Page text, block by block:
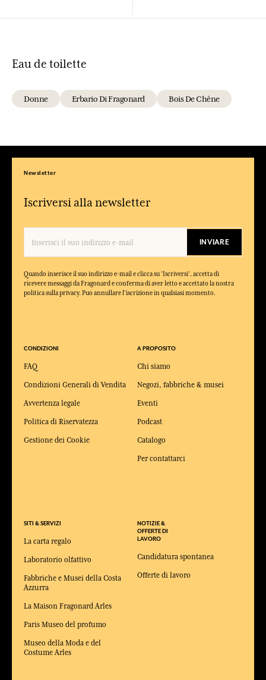
Eau de toilette
Donne Erbario Di Fragonard Bois De Chêne
Newsletter
Iscriversi alla newsletter
INVIARE
Quando inserisce il suo indirizzo e-mail e clicca su 'Iscriversi', accetta di
ricevere messaggi da Fragonard e conferma di aver letto e accettato la nostra
politica sulla privacy. Puo annullare l'iscrizione in qualsiasi momento.
CONDIZIONI
FAQ
Condizioni Generali di Vendita
Avvertenza legale
Politica di Riservatezza
Gestione dei Cookie
SITI & SERVIZI
La carta regalo
Laboratorio olfattivo
Fabbriche e Musei della Costa
Azzurra
La Maison Fragonard Arles
Paris Museo del profumo
Museo della Moda e del
Costume Arles
A PROPOSITO
Chi siamo
Negozi, fabbriche & musei
Eventi
Podcast
Catalogo
Per contattarci
NOTIZIE &
OFFERTE DI
LAVORO
Candidatura spontanea
Offerte di lavoro